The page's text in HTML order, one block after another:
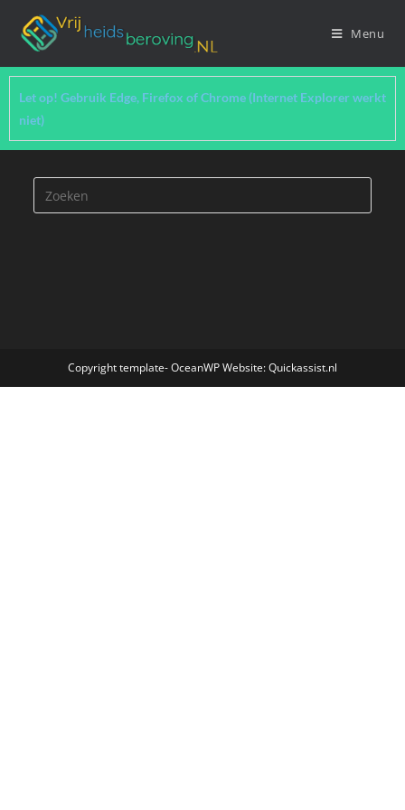
Menu
Let op! Gebruik Edge, Firefox of Chrome (Internet Explorer werkt
niet)
Copyright template- OceanWP Website: Quickassist.nl